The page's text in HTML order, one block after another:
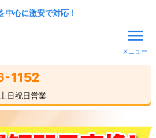
中心に激安で対応！
メニュー
1152
日祝日営業